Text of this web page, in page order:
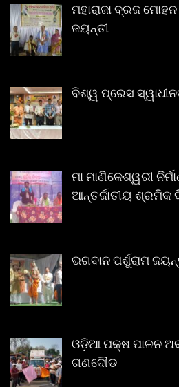
ମହାରାଜା ବ୍ରଜ
ଜୟନ୍ତୀ
ବିଶ୍ୱ ପ୍ରେସ
ମା ମାଣିକେଶ୍ୱରୀ
ଆନ୍ତର୍ଜାତୀୟ ଶ୍ରମିକ
ଭଗବାନ ପର୍ଶୁରାମ
ଓଡ଼ିଆ ପକ୍ଷ ପାଳନ
ଗଣଦୌଡ